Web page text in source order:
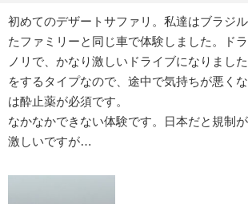
初めてのデザートサファリ。私達はブラジ
たファミリーと同じ車で体験しました。ド
ノリで、かなり激しいドライブになりまし
をするタイプなので、途中で気持ちが悪く
は酔止薬が必須です。
なかなかできない体験です。日本だと規制
激しいですが…